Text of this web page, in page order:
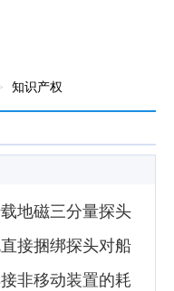
知识产权
地磁三分量探头
接捆绑探头对船
非移动装置的耗